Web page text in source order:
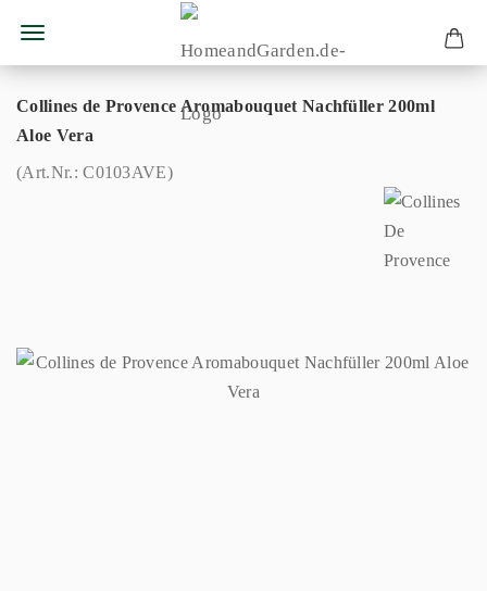
Collines de Provence Aromabouquet Nachfüller 200ml
Aloe Vera
(Art.Nr.:C0103AVE)